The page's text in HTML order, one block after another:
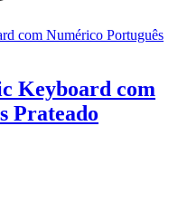
Keyboard com
Prateado